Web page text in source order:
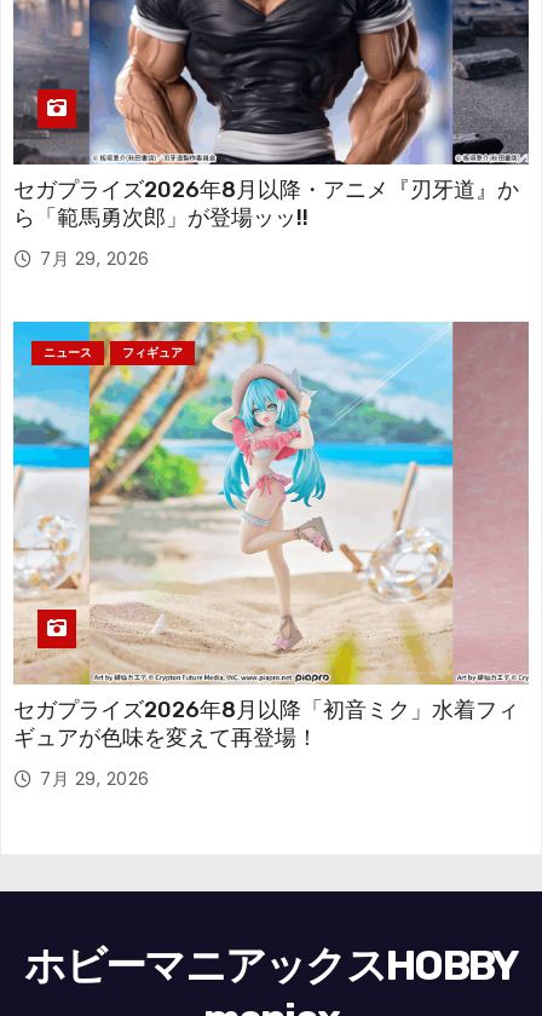
セガプライズ2026年8月以降・アニメ『刃牙道』か
ら「範馬勇次郎」が登場ッッ!!
7月 29, 2026
ニュース フィギュア
セガプライズ2026年8月以降「初音ミク」水着フィ
ギュアが色味を変えて再登場！
7月 29, 2026
ホビーマニアックスHOBBY